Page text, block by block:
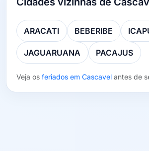
ARACATI BEBERIBE
JAGUARUANA PACAJUS
Veja os feriados em Cascavel antes de